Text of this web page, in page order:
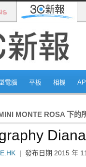
電腦 平板 相機
MONTE ROSA 下的
| 發布日期 2015 年